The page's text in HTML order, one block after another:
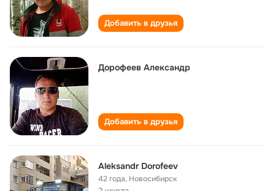
Добавить в друзья
Дорофеев Александр
Добавить в друзья
Aleksandr Dorofeev
42 года, Новосибирск